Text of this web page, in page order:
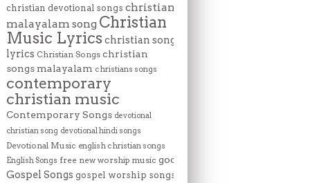
christian devotional songs christian
malayalam song Christian
Music Lyrics christian song
lyrics Christian Songs christian
songs malayalam christians songs
contemporary
christian music
Contemporary Songs devotional
christian song devotional hindi songs
Devotional Music english christian songs
English Songs free new worship music god
Gospel Songs gospel worship songs